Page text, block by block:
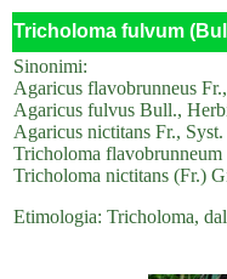
Tricholoma fulvum
Sinonimi:
Agaricus flavobrunneus
Agaricus fulvus Bull.,
Agaricus nictitans Fr.,
Tricholoma
Tricholoma nictitans (Fr.)
Etimologia: Tricholoma,